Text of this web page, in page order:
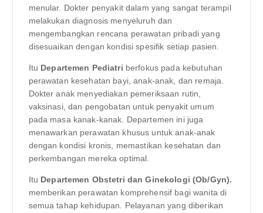
menular. Dokter penyakit dalam yang sangat terampil
melakukan diagnosis menyeluruh dan
mengembangkan rencana perawatan pribadi yang
disesuaikan dengan kondisi spesifik setiap pasien.
Itu Departemen Pediatri berfokus pada kebutuhan
perawatan kesehatan bayi, anak-anak, dan remaja.
Dokter anak menyediakan pemeriksaan rutin,
vaksinasi, dan pengobatan untuk penyakit umum
pada masa kanak-kanak. Departemen ini juga
menawarkan perawatan khusus untuk anak-anak
dengan kondisi kronis, memastikan kesehatan dan
perkembangan mereka optimal.
Itu Departemen Obstetri dan Ginekologi (Ob/Gyn).
memberikan perawatan komprehensif bagi wanita di
semua tahap kehidupan. Pelayanan yang diberikan